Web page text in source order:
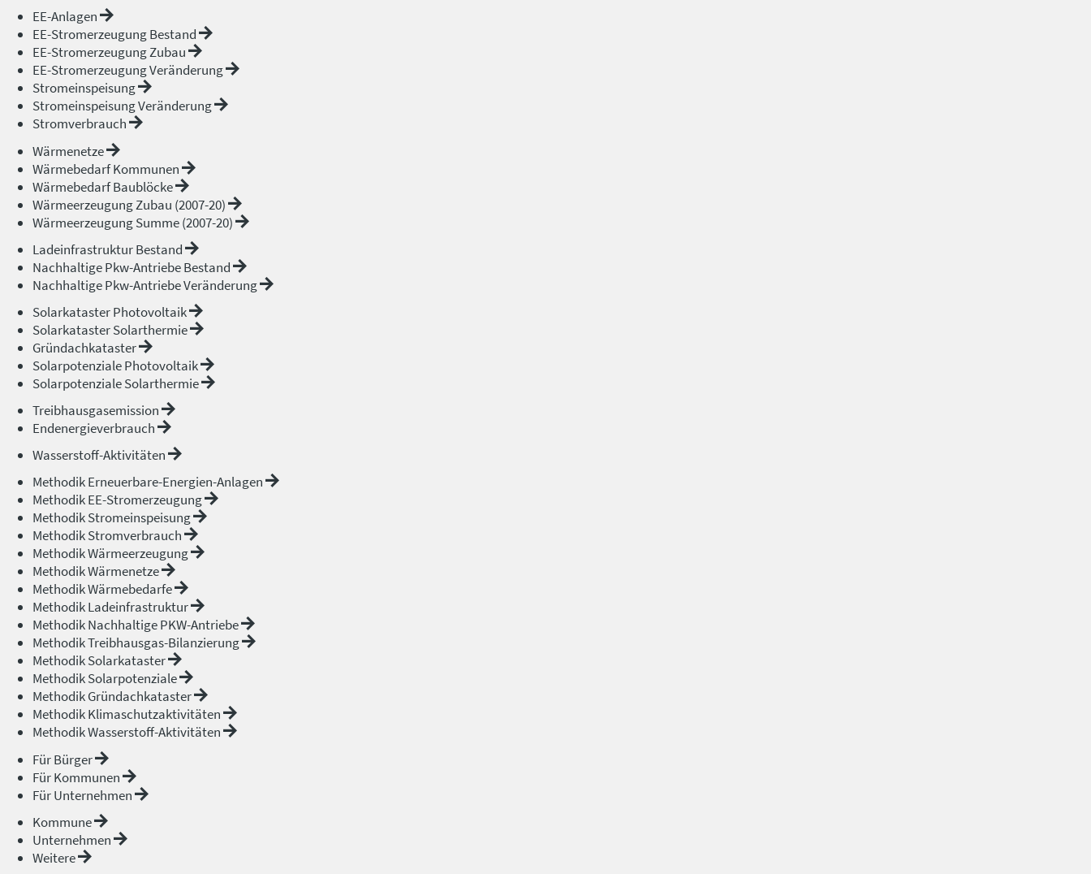
EE-Anlagen
EE-Stromerzeugung Bestand
EE-Stromerzeugung Zubau
EE-Stromerzeugung Veränderung
Stromeinspeisung
Stromeinspeisung Veränderung
Stromverbrauch
Wärmenetze
Wärmebedarf Kommunen
Wärmebedarf Baublöcke
Wärmeerzeugung Zubau (2007-20)
Wärmeerzeugung Summe (2007-20)
Ladeinfrastruktur Bestand
Nachhaltige Pkw-Antriebe Bestand
Nachhaltige Pkw-Antriebe Veränderung
Solarkataster Photovoltaik
Solarkataster Solarthermie
Gründachkataster
Solarpotenziale Photovoltaik
Solarpotenziale Solarthermie
Treibhausgasemission
Endenergieverbrauch
Wasserstoff-Aktivitäten
Methodik Erneuerbare-Energien-Anlagen
Methodik EE-Stromerzeugung
Methodik Stromeinspeisung
Methodik Stromverbrauch
Methodik Wärmeerzeugung
Methodik Wärmenetze
Methodik Wärmebedarfe
Methodik Ladeinfrastruktur
Methodik Nachhaltige PKW-Antriebe
Methodik Treibhausgas-Bilanzierung
Methodik Solarkataster
Methodik Solarpotenziale
Methodik Gründachkataster
Methodik Klimaschutzaktivitäten
Methodik Wasserstoff-Aktivitäten
Für Bürger
Für Kommunen
Für Unternehmen
Kommune
Unternehmen
Weitere